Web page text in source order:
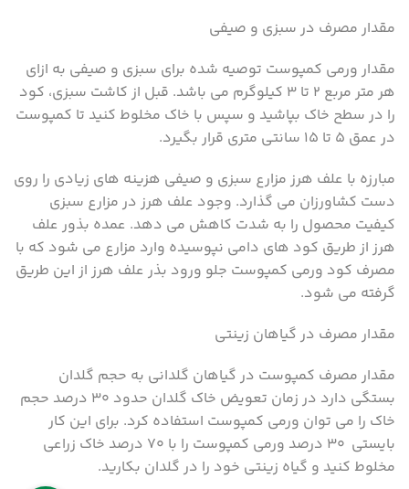
مقدار مصرف در سبزی و صیفی
مقدار ورمی کمپوست توصیه شده برای سبزی و صیفی به ازای
هر متر مربع ۲ تا ۳ کیلوگرم می باشد. قبل از کاشت سبزی، کود
را در سطح خاک بپاشید و سپس با خاک مخلوط کنید تا کمپوست
در عمق ۵ تا ۱۵ سانتی متری قرار بگیرد.
مبارزه با علف هرز مزارع سبزی و صیفی هزینه های زیادی را روی
دست کشاورزان می گذارد. وجود علف هرز در مزارع سبزی
کیفیت محصول را به شدت کاهش می دهد. عمده بذور علف
هرز از طریق کود های دامی نپوسیده وارد مزارع می شود که با
مصرف کود ورمی کمپوست جلو ورود بذر علف هرز از این طریق
گرفته می شود.
مقدار مصرف در گیاهان زینتی
مقدار مصرف کمپوست در گیاهان گلدانی به حجم گلدان
بستگی دارد در زمان تعویض خاک گلدان حدود ۳۰ درصد حجم
خاک را می توان ورمی کمپوست استفاده کرد. برای این کار
بایستی ۳۰ درصد ورمی کمپوست را با ۷۰ درصد خاک زراعی
مخلوط کنید و گیاه زینتی خود را در گلدان بکارید.